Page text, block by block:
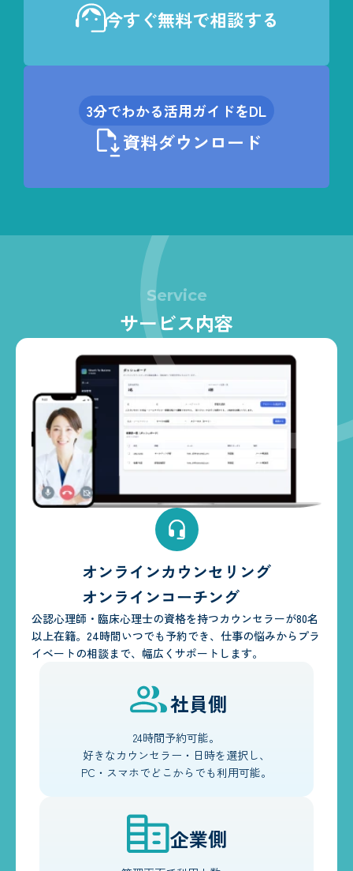
今すぐ無料で相談する
3分でわかる活用ガイドをDL
資料ダウンロード
Service
サービス内容
オンラインカウンセリング
オンラインコーチング
公認心理師・臨床心理士の資格を持つカウンセラーが80名
以上在籍。24時間いつでも予約でき、仕事の悩みからプラ
イベートの相談まで、幅広くサポートします。
社員側
24時間予約可能。
好きなカウンセラー・日時を選択し、
PC・スマホでどこからでも利用可能。
企業側